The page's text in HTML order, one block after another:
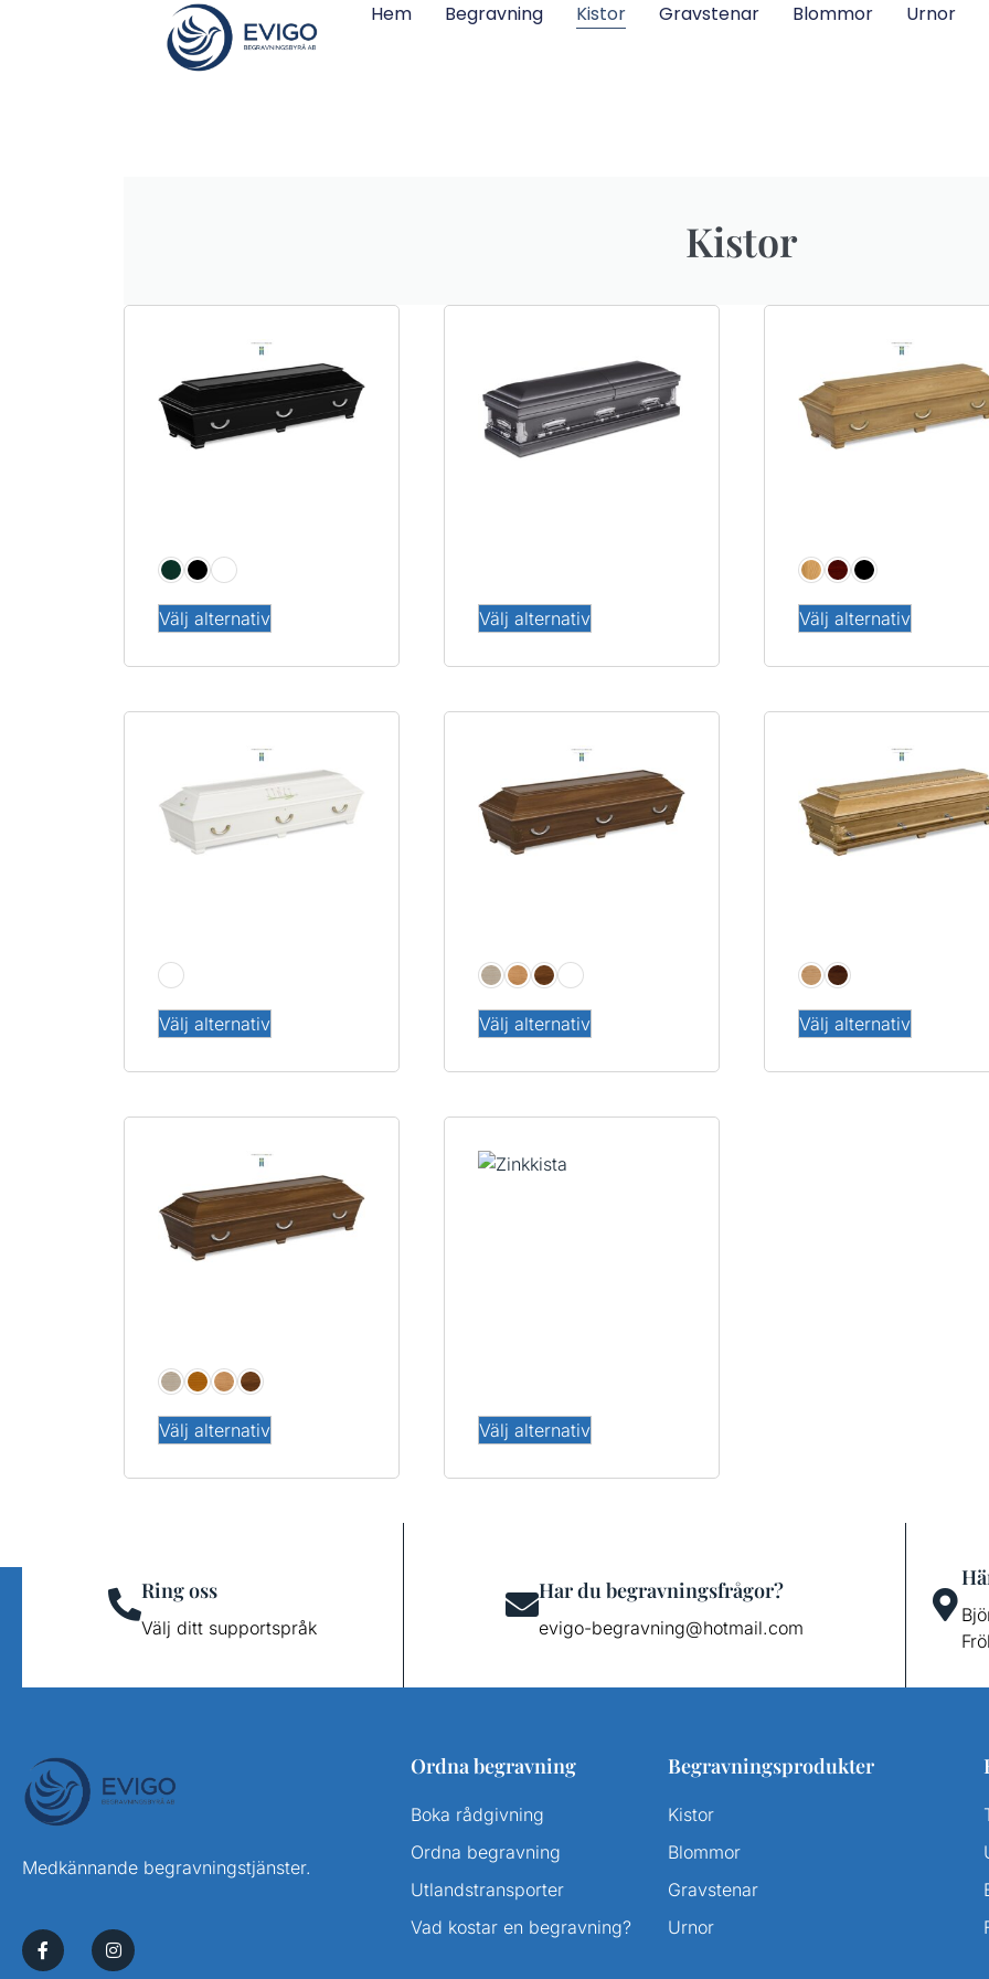
Hem Begravning Kistor Gravstenar Blommor Urnor
Kistor
Välj alternativ Välj alternativ Välj alternativ
Välj alternativ Välj alternativ Välj alternativ
Välj alternativ Välj alternativ
Ring oss
Välj ditt supportspråk
Har du begravningsfrågor?
evigo-begravning@hotmail.com
Medkännande begravningstjänster.
Ordna begravning
Boka rådgivning
Ordna begravning
Utlandstransporter
Vad kostar en begravning?
Begravningsprodukter
Kistor
Blommor
Gravstenar
Urnor